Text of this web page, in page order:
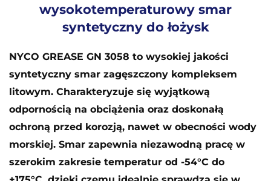
wysokotemperaturowy smar
syntetyczny do łożysk
NYCO GREASE GN 3058 to wysokiej jakości
syntetyczny smar zagęszczony kompleksem
litowym. Charakteryzuje się wyjątkową
odpornością na obciążenia oraz doskonałą
ochroną przed korozją, nawet w obecności wody
morskiej. Smar zapewnia niezawodną pracę w
szerokim zakresie temperatur od -54°C do